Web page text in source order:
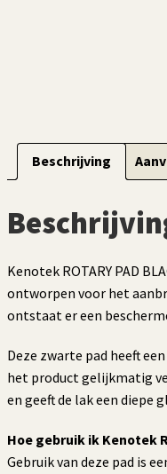
Beschrijving
Kenotek ROTARY PAD
ontworpen voor het
ontstaat er een
Deze zwarte pad heeft
het product gelijkmatig
en geeft de lak een diepe
Hoe gebruik ik Kenotek
Gebruik van deze pad is